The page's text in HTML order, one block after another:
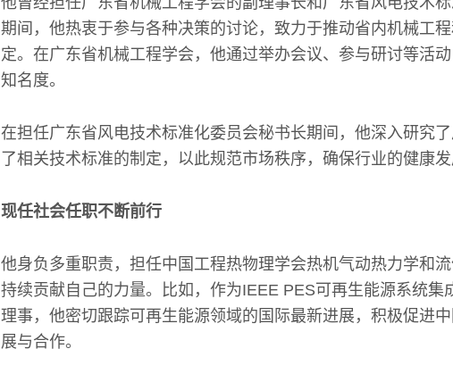
期间，他热衷于参与各种决策的讨论，致力于推动省内机械工
定。在广东省机械工程学会，他通过举办会议、参与研讨等活
知名度。
在担任广东省风电技术标准化委员会秘书长期间，他深入研究
了相关技术标准的制定，以此规范市场秩序，确保行业的健康发
现任社会任职不断前行
他身负多重职责，担任中国工程热物理学会热机气动热力学和流
持续贡献自己的力量。比如，作为IEEE PES可再生能源系统集
理事，他密切跟踪可再生能源领域的国际最新进展，积极促进
展与合作。